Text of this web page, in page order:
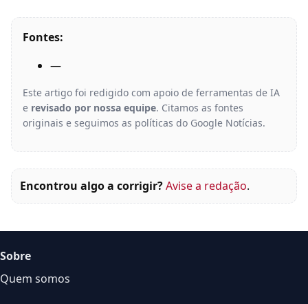
Fontes:
—
Este artigo foi redigido com apoio de ferramentas de IA
e revisado por nossa equipe. Citamos as fontes
originais e seguimos as políticas do Google Notícias.
Encontrou algo a corrigir?Avise a redação.
Sobre
Quem somos